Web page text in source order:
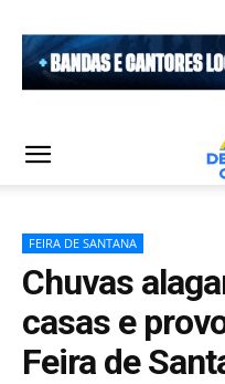
FEIRA DE SANTANA
Chuvas
casas e
Feira de